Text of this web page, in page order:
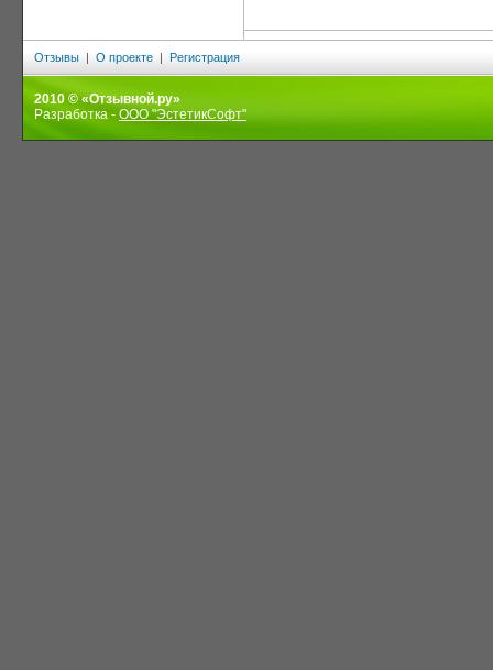
Отзывы | О проекте | Регистрация
2010 © «Отзывной.ру»
Разработка - ООО "ЭстетикСофт"